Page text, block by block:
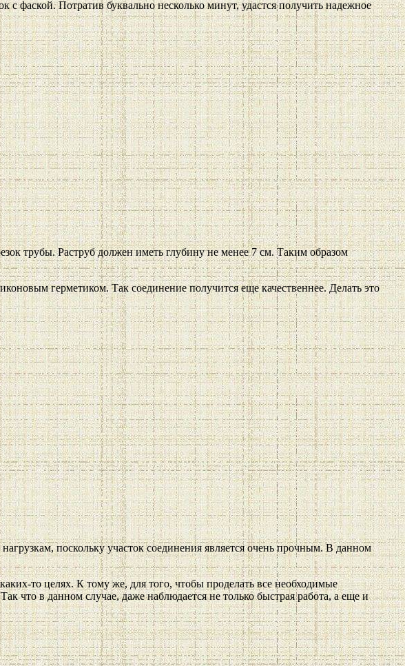
с фаской. Потратив буквально несколько минут, удастся получить надежное
трубы. Раструб должен иметь глубину не менее 7 см. Таким образом
герметиком. Так соединение получится еще качественнее. Делать это
поскольку участок соединения является очень прочным. В данном
то целях. К тому же, для того, чтобы проделать все необходимые
что в данном случае, даже наблюдается не только быстрая работа, а еще и